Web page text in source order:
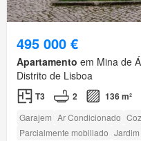
495 000 €
Apartamento em Mina de
Distrito de Lisboa
T3 2 136 m²
Garajem Ar Condicionado
Parcialmente mobiliado Jardim